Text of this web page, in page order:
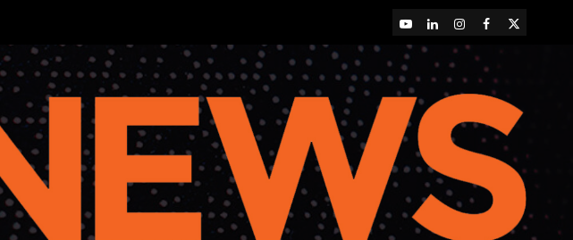
YouTubeLinkedInInstagram
Facebook
X